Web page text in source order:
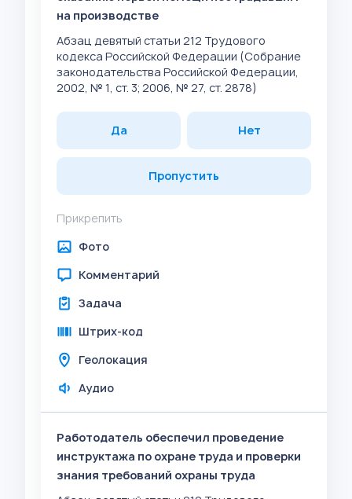
на производстве
Абзац девятый статьи 212 Трудового
кодекса Российской Федерации (Собрание
законодательства Российской Федерации,
2002, № 1, ст. 3; 2006, № 27, ст. 2878)
Да Нет
Пропустить
Прикрепить
Фото
Комментарий
Задача
Штрих-код
Геолокация
Аудио
Работодатель обеспечил проведение
инструктажа по охране труда и проверки
знания требований охраны труда